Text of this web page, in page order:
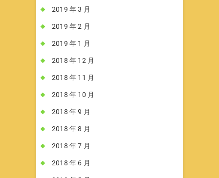
2019 年 3 月
2019 年 2 月
2019 年 1 月
2018 年 12 月
2018 年 11 月
2018 年 10 月
2018 年 9 月
2018 年 8 月
2018 年 7 月
2018 年 6 月